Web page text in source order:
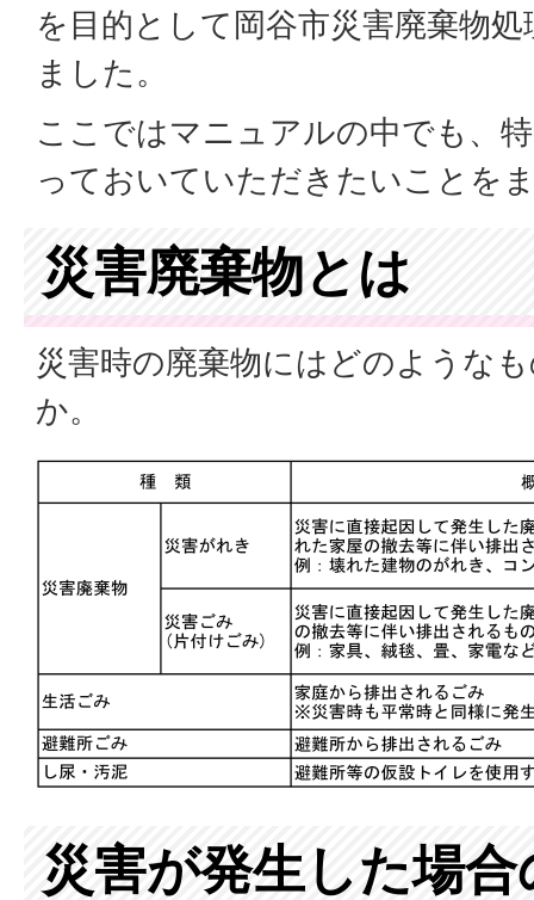
を目的として岡谷市災害廃棄物
ました。
ここではマニュアルの中でも、
っておいていただきたいことを
災害廃棄物とは
災害時の廃棄物にはどのような
か。
災害が発生した場